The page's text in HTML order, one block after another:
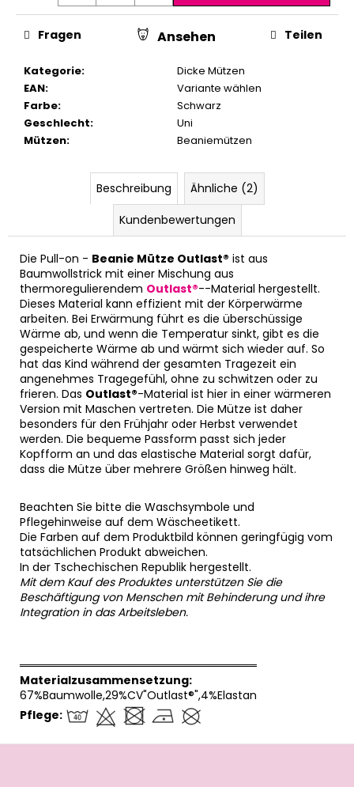
Kategorie:
Dicke Mützen
EAN:
Variante wählen
Farbe:
Schwarz
Geschlecht:
Uni
Mützen: Beaniemützen
Fragen Ansehen Teilen
Beschreibung
Ähnliche (2)
Kundenbewertungen
Die Pull-on - Beanie Mütze Outlast® ist aus
Baumwollstrick mit einer Mischung aus
thermoregulierendem Outlast®--Material hergestellt.
Dieses Material kann effizient mit der Körperwärme
arbeiten. Bei Erwärmung führt es die überschüssige
Wärme ab, und wenn die Temperatur sinkt, gibt es die
gespeicherte Wärme ab und wärmt sich wieder auf. So
hat das Kind während der gesamten Tragezeit ein
angenehmes Tragegefühl, ohne zu schwitzen oder zu
frieren. Das Outlast®-Material ist hier in einer wärmeren
Version mit Maschen vertreten. Die Mütze ist daher
besonders für den Frühjahr oder Herbst verwendet
werden. Die bequeme Passform passt sich jeder
Kopfform an und das elastische Material sorgt dafür,
dass die Mütze über mehrere Größen hinweg hält.
Beachten Sie bitte die Waschsymbole und
Pflegehinweise auf dem Wäscheetikett.
Die Farben auf dem Produktbild können geringfügig vom
tatsächlichen Produkt abweichen.
In der Tschechischen Republik hergestellt.
Mit dem Kauf des Produktes unterstützen Sie die
Beschäftigung von Menschen mit Behinderung und ihre
Integration in das Arbeitsleben.
══════════════════════════════
Materialzusammensetzung:
67%Baumwolle,29%CV"Outlast®",4%Elastan
Pflege: